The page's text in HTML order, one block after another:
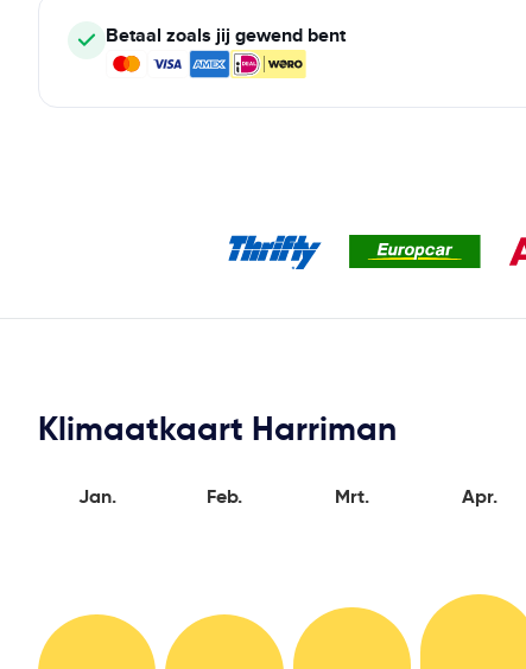
Betaal zoals jij gewend bent
Klimaatkaart Harriman
Jan. Feb. Mrt. Apr.